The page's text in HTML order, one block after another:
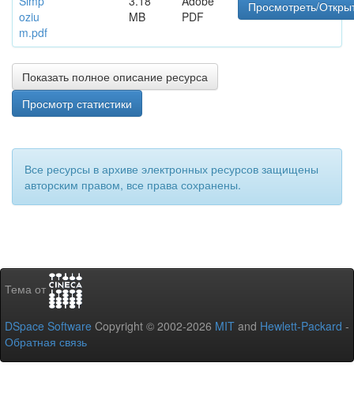
oziu
m.pdf
MB
PDF
Просмотреть/
Показать полное описание ресурса
Просмотр статистики
Все ресурсы в архиве электронных ресурсов защищены
авторским правом, все права сохранены.
Тема от
DSpace Software Copyright © 2002-2026 MIT and Hewlett-Packard -
Обратная связь